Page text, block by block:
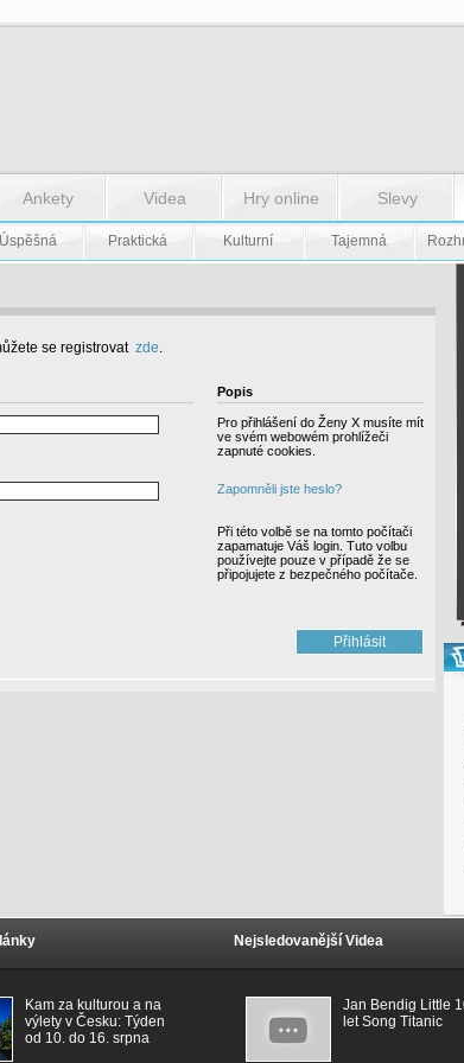
Ankety Videa Hry online Slevy
Úspěšná Praktická Kulturní Tajemná
se registrovat zde.
Popis
Pro přihlášení do Ženy X musíte mít
ve svém webowém prohlížeči
zapnuté cookies.
Zapomněli jste heslo?
Při této volbě se na tomto počítači
zapamatuje Váš login. Tuto volbu
používejte pouze v případě že se
připojujete z bezpečného počítače.
Kam za kulturou a na
výlety v Česku: Týden
od 10. do 16. srpna
Nejsledovanější Videa
Jan Bendig Little
let Song Titanic